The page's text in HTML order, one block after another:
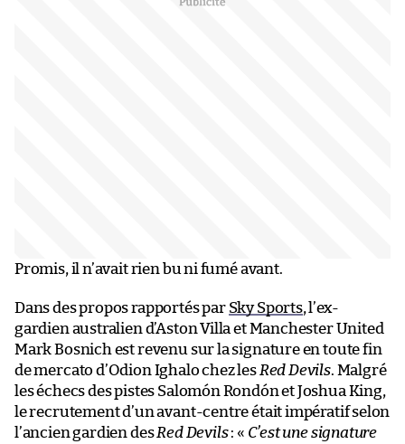
Promis, il n’avait rien bu ni fumé avant.
Dans des propos rapportés par Sky Sports, l’ex-
gardien australien d’Aston Villa et Manchester United
Mark Bosnich est revenu sur la signature en toute fin
de mercato d’Odion Ighalo chez les Red Devils. Malgré
les échecs des pistes Salomón Rondón et Joshua King,
le recrutement d’un avant-centre était impératif selon
l’ancien gardien desRed Devils: « C’est une signature